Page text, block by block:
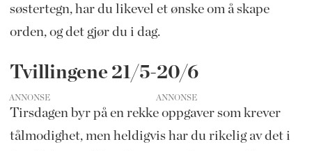
søstertegn, har du likevel et ønske om å skape
orden, og det gjør du i dag.
Tvillingene 21/5-20/6
ANNONSE
Tirsdagen byr på en rekke oppgaver som krever
tålmodighet, men heldigvis har du rikelig av det i